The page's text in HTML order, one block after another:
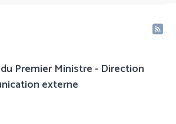
du Premier Ministre - Direction
externe